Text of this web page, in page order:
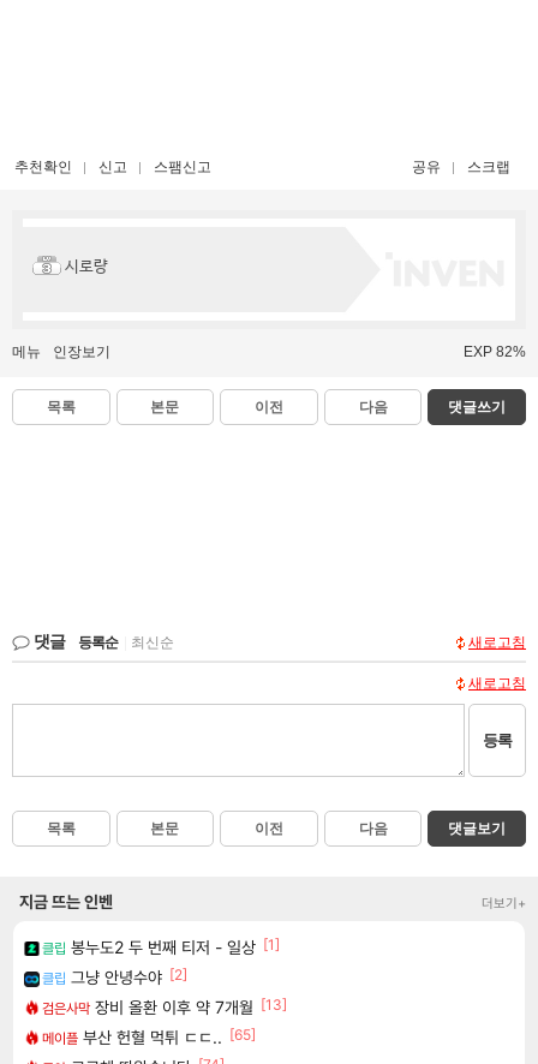
추천확인 신고 스팸신고 공유 스크랩
시로량
메뉴 인장보기 EXP 82%
목록 본문 이전 다음 댓글쓰기
댓글 등록순 최신순 새로고침
새로고침
등록
목록 본문 이전 다음 댓글보기
지금 뜨는 인벤 더보기+
클립 봉누도2 두 번째 티저 - 일상 [1]
클립 그냥 안녕수야 [2]
검은사막 장비 올환 이후 약 7개월 [13]
메이플 부산 헌혈 먹튀 ㄷㄷ.. [65]